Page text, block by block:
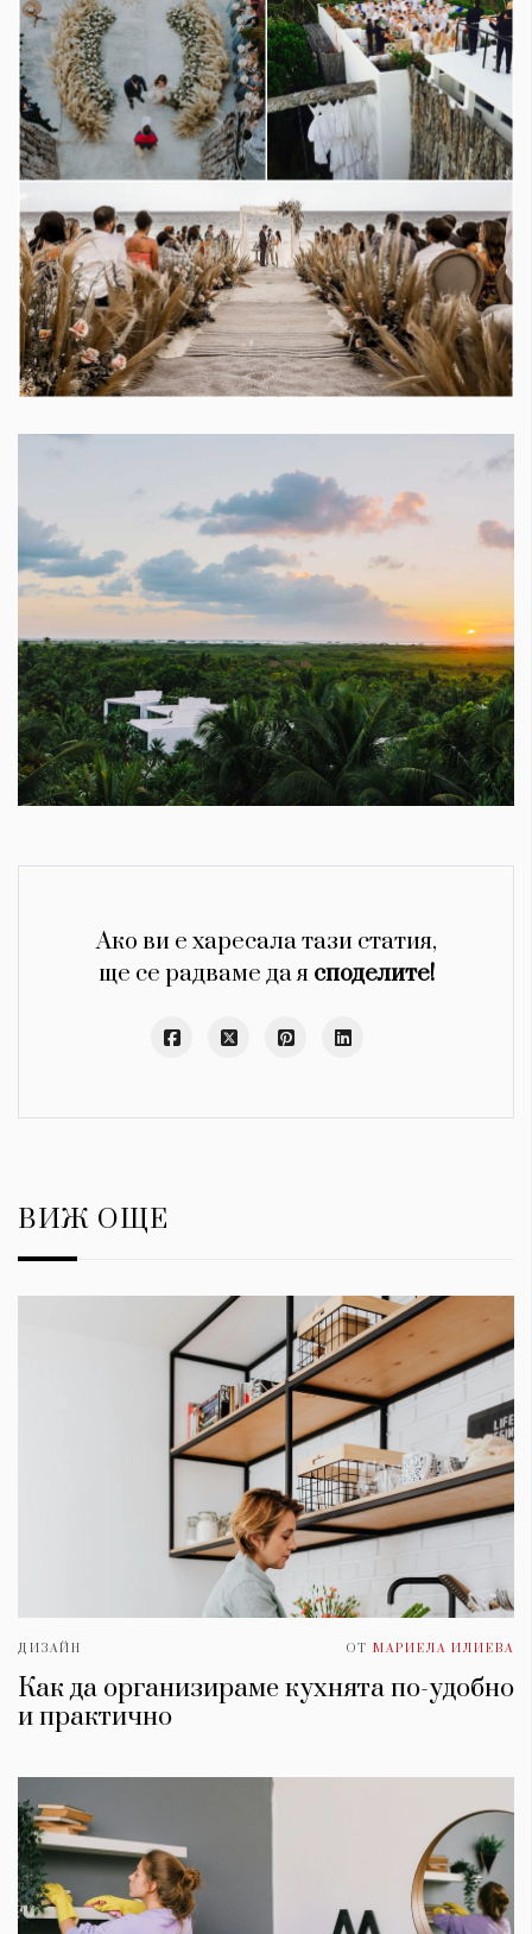
Ако ви е харесала тази статия,
ще се радваме да я споделите!
ВИЖ ОЩЕ
ДИЗАЙН ОТ МАРИЕЛА ИЛИЕВА
Как да организираме кухнята по-удобно
и практично